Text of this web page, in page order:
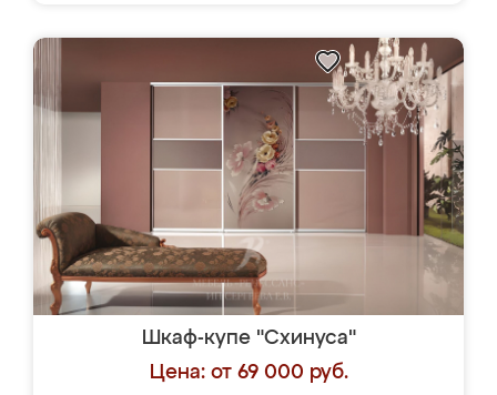
Шкаф-купе "Схинуса"
Цена: от 69 000 руб.